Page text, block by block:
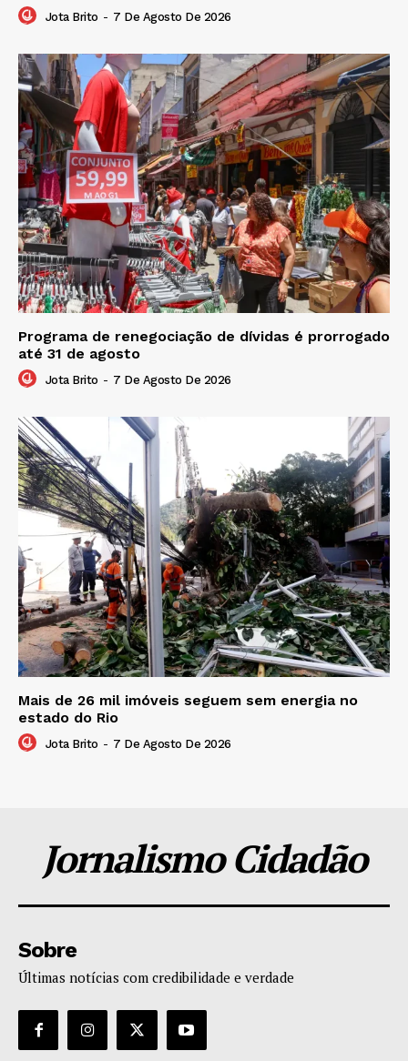
Jota Brito - 7 De Agosto De 2026
Programa de renegociação de dívidas é prorrogado
até 31 de agosto
Jota Brito - 7 De Agosto De 2026
Mais de 26 mil imóveis seguem sem energia no
estado do Rio
Jota Brito - 7 De Agosto De 2026
Jornalismo Cidadão
Sobre
Últimas notícias com credibilidade e verdade